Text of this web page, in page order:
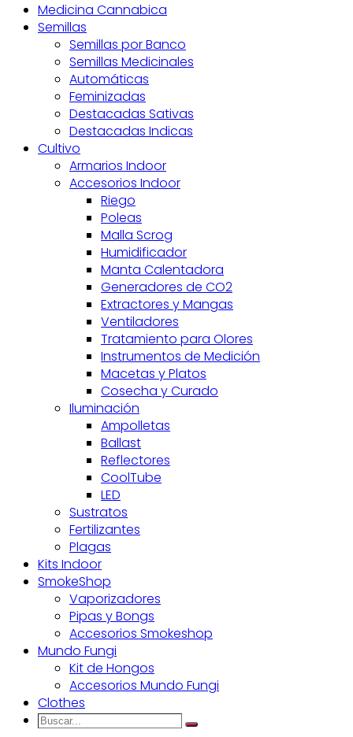
Medicina Cannabica
Semillas
Semillas por Banco
Semillas Medicinales
Automáticas
Feminizadas
Destacadas Sativas
Destacadas Indicas
Cultivo
Armarios Indoor
Accesorios Indoor
Riego
Poleas
Malla Scrog
Humidificador
Manta Calentadora
Generadores de CO2
Extractores y Mangas
Ventiladores
Tratamiento para Olores
Instrumentos de Medición
Macetas y Platos
Cosecha y Curado
Iluminación
Ampolletas
Ballast
Reflectores
CoolTube
LED
Sustratos
Fertilizantes
Plagas
Kits Indoor
SmokeShop
Vaporizadores
Pipas y Bongs
Accesorios Smokeshop
Mundo Fungi
Kit de Hongos
Accesorios Mundo Fungi
Clothes
Buscar...
Search